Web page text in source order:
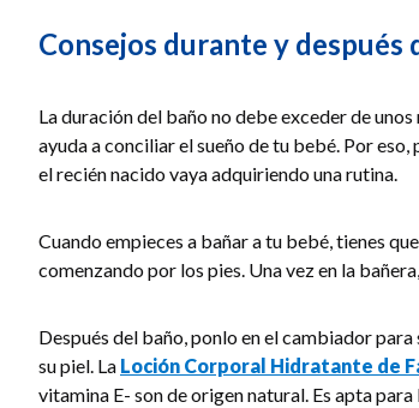
Consejos durante y después
La duración del baño no debe exceder de
ayuda a conciliar el sueño de tu bebé. Por eso,
el recién nacido vaya adquiriendo una rutina.
Cuando empieces a bañar a tu bebé, tienes
comenzando por los pies. Una vez en la
Después del baño, ponlo en el cambiador
su piel. La Loción Corporal Hidratante de
vitamina E- son de origen natural. Es apta